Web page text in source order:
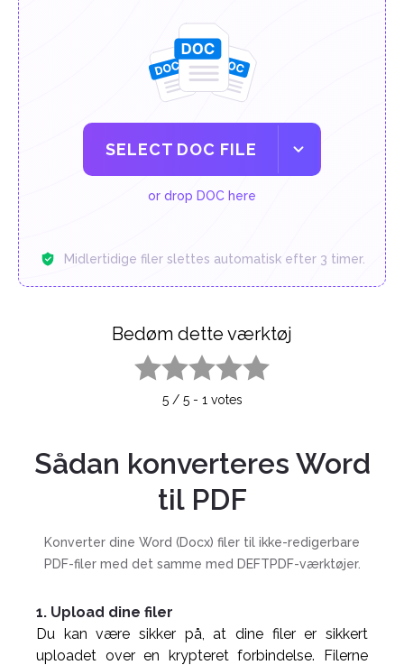
SELECT DOC FILE
or drop DOC here
Midlertidige filer slettes automatisk efter 3 timer.
Bedøm dette værktøj
5/ 5- 1 votes
Sådan konverteres Word
til PDF
Konverter dine Word (Docx) filer til ikke-redigerbare
PDF-filer med det samme med DEFTPDF-værktøjer.
1. Upload dine filer
Du kan være sikker på, at dine filer er sikkert
uploadet over en krypteret forbindelse. Filerne